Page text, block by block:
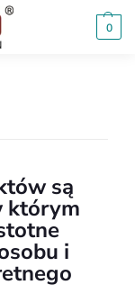
0
są
którym
i